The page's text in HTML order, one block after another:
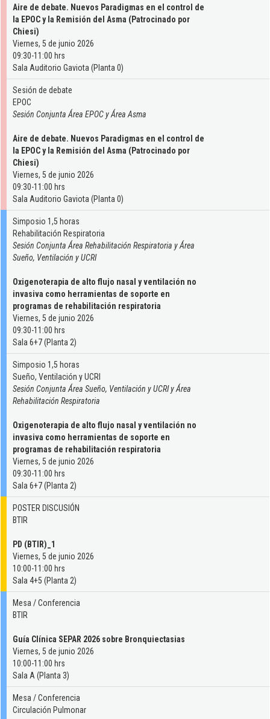
Aire de debate. Nuevos Paradigmas en el control de
la EPOC y la Remisión del Asma (Patrocinado por
Chiesi)
Viernes, 5 de junio 2026
09:30-11:00 hrs
Sala Auditorio Gaviota (Planta 0)
Sesión de debate
EPOC
Sesión Conjunta Área EPOC y Área Asma
Aire de debate. Nuevos Paradigmas en el control de
la EPOC y la Remisión del Asma (Patrocinado por
Chiesi)
Viernes, 5 de junio 2026
09:30-11:00 hrs
Sala Auditorio Gaviota (Planta 0)
Simposio 1,5 horas
Rehabilitación Respiratoria
Sesión Conjunta Área Rehabilitación Respiratoria y Área
Sueño, Ventilación y UCRI
Oxigenoterapia de alto flujo nasal y ventilación no
invasiva como herramientas de soporte en
programas de rehabilitación respiratoria
Viernes, 5 de junio 2026
09:30-11:00 hrs
Sala 6+7 (Planta 2)
Simposio 1,5 horas
Sueño, Ventilación y UCRI
Sesión Conjunta Área Sueño, Ventilación y UCRI y Área
Rehabilitación Respiratoria
Oxigenoterapia de alto flujo nasal y ventilación no
invasiva como herramientas de soporte en
programas de rehabilitación respiratoria
Viernes, 5 de junio 2026
09:30-11:00 hrs
Sala 6+7 (Planta 2)
POSTER DISCUSIÓN
BTIR
PD (BTIR)_1
Viernes, 5 de junio 2026
10:00-11:00 hrs
Sala 4+5 (Planta 2)
Mesa / Conferencia
BTIR
Guía Clínica SEPAR 2026 sobre Bronquiectasias
Viernes, 5 de junio 2026
10:00-11:00 hrs
Sala A (Planta 3)
Mesa / Conferencia
Circulación Pulmonar